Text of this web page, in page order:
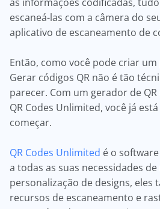
escaneá-las com a câmera do
aplicativo de escaneamento de
Então, como você pode criar
Gerar códigos QR não é tão
parecer. Com um gerador de
QR Codes Unlimited, você já
começar.
QR Codes Unlimited é o
a todas as suas necessidades
personalização de designs, eles
recursos de escaneamento e